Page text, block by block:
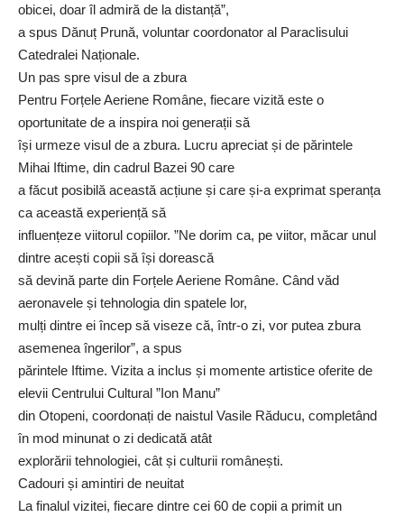
obicei, doar îl admiră de la distanță”,
a spus Dănuț Prună, voluntar coordonator al Paraclisului
Catedralei Naționale.
Un pas spre visul de a zbura
Pentru Forțele Aeriene Române, fiecare vizită este o
oportunitate de a inspira noi generații să
își urmeze visul de a zbura. Lucru apreciat și de părintele
Mihai Iftime, din cadrul Bazei 90 care
a făcut posibilă această acțiune și care și-a exprimat speranța
ca această experiență să
influențeze viitorul copiilor. ”Ne dorim ca, pe viitor, măcar unul
dintre acești copii să își dorească
să devină parte din Forțele Aeriene Române. Când văd
aeronavele și tehnologia din spatele lor,
mulți dintre ei încep să viseze că, într-o zi, vor putea zbura
asemenea îngerilor”, a spus
părintele Iftime. Vizita a inclus și momente artistice oferite de
elevii Centrului Cultural ”Ion Manu”
din Otopeni, coordonați de naistul Vasile Răducu, completând
în mod minunat o zi dedicată atât
explorării tehnologiei, cât și culturii românești.
Cadouri și amintiri de neuitat
La finalul vizitei, fiecare dintre cei 60 de copii a primit un